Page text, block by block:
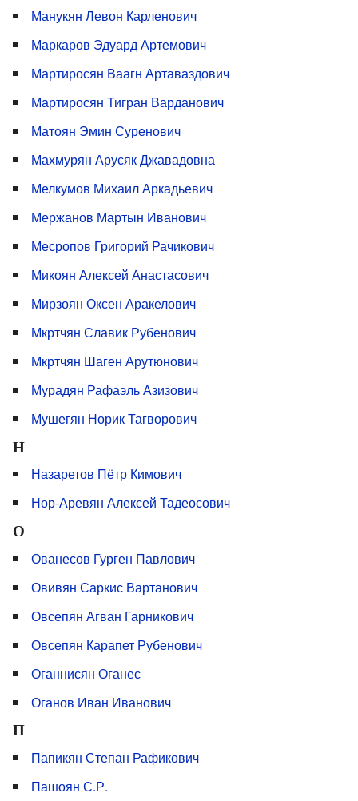
Манукян Левон Карленович
Маркаров Эдуард Артемович
Мартиросян Ваагн Артаваздович
Мартиросян Тигран Варданович
Матоян Эмин Суренович
Махмурян Арусяк Джавадовна
Мелкумов Михаил Аркадьевич
Мержанов Мартын Иванович
Месропов Григорий Рачикович
Микоян Алексей Анастасович
Мирзоян Оксен Аракелович
Мкртчян Славик Рубенович
Мкртчян Шаген Арутюнович
Мурадян Рафаэль Азизович
Мушегян Норик Тагворович
Н
Назаретов Пётр Кимович
Нор-Аревян Алексей Тадеосович
О
Ованесов Гурген Павлович
Овивян Саркис Вартанович
Овсепян Агван Гарникович
Овсепян Карапет Рубенович
Оганнисян Оганес
Оганов Иван Иванович
П
Папикян Степан Рафикович
Пашоян С.Р.